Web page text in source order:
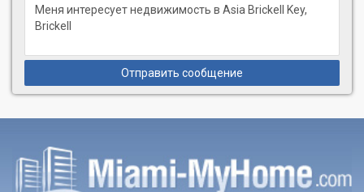
Отправить сообщение